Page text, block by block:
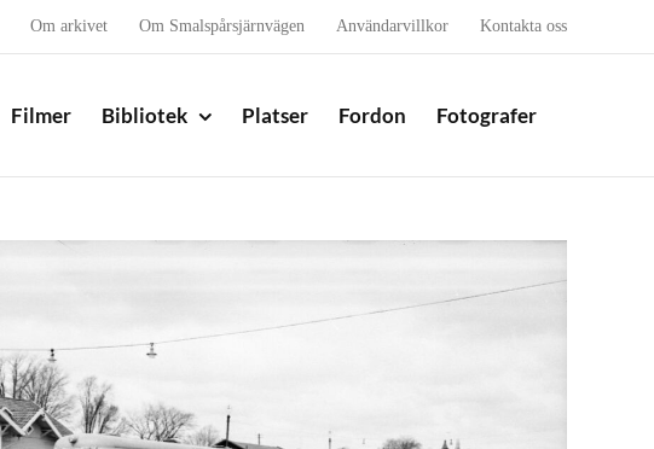
Om arkivet Om Smalspårsjärnvägen Användarvillkor Kontakta oss
Filmer Bibliotek Platser Fordon Fotografer